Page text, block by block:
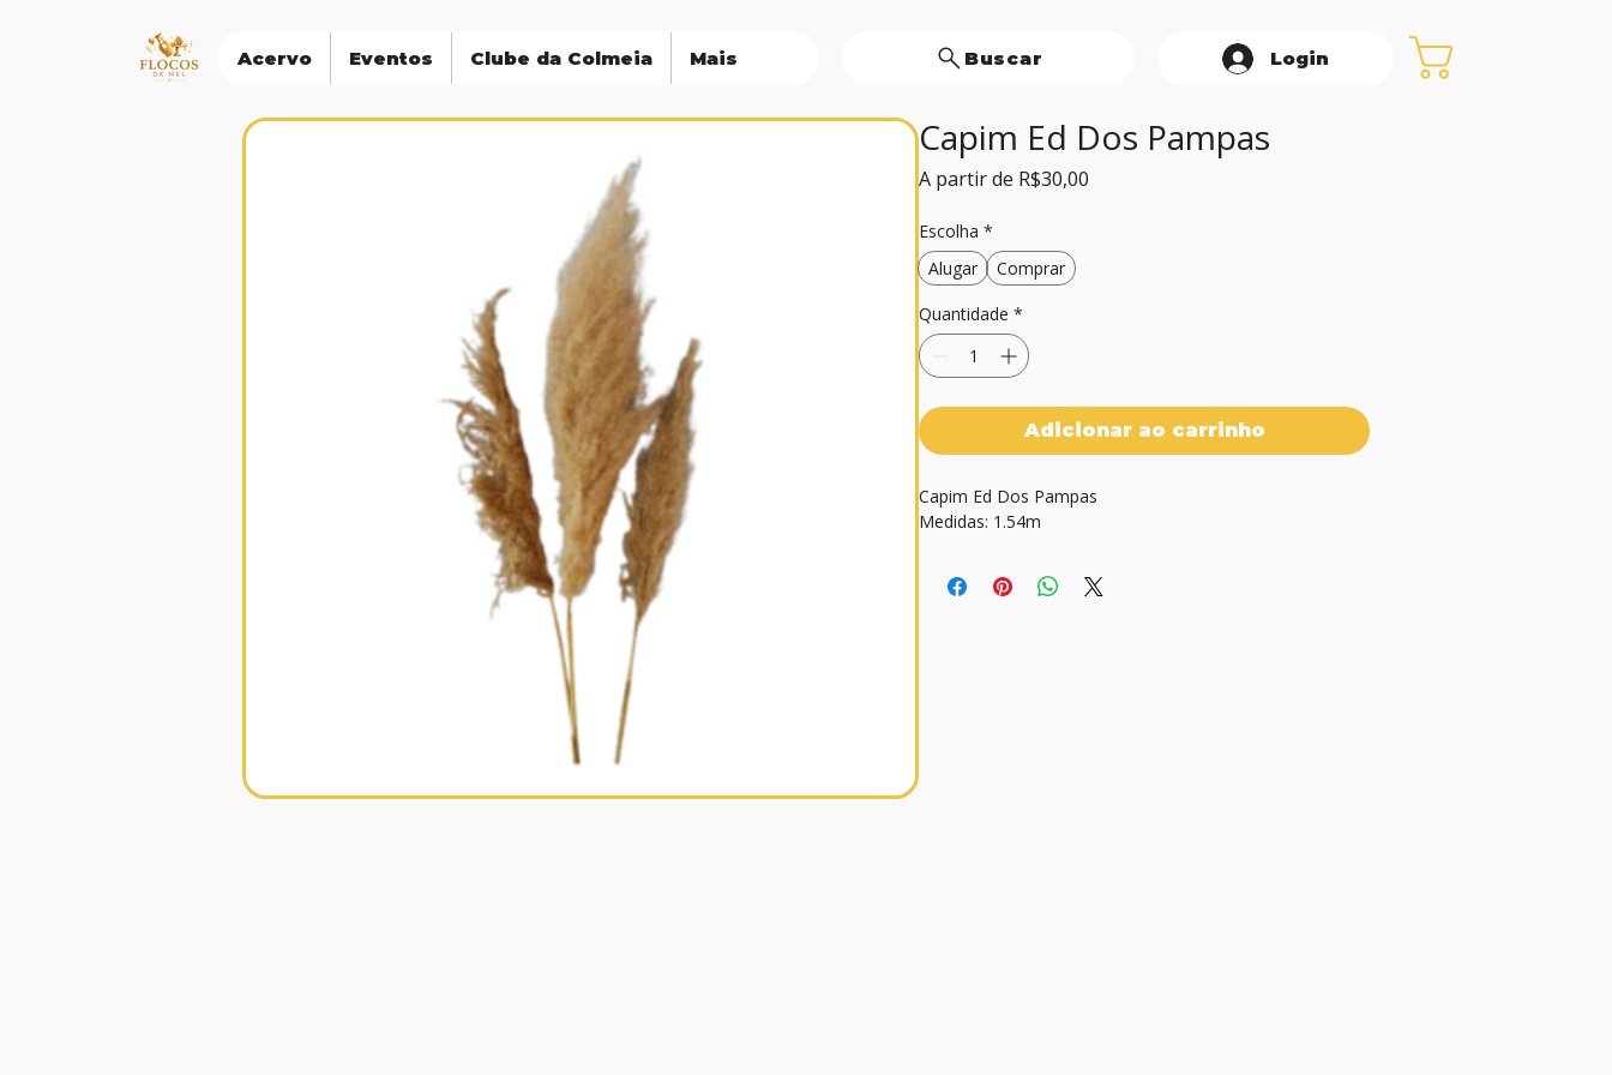
Acervo Eventos Clube da Colmeia Mais Buscar Login
Capim Ed Dos Pampas
A partir de R$30,00
Escolha *
Alugar
Comprar
Quantidade *
Adicionar ao carrinho
Capim Ed Dos Pampas
Medidas: 1.54m